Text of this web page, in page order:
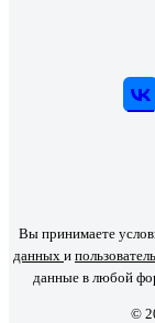
Вы принимаете
данных и
данные в любой
©